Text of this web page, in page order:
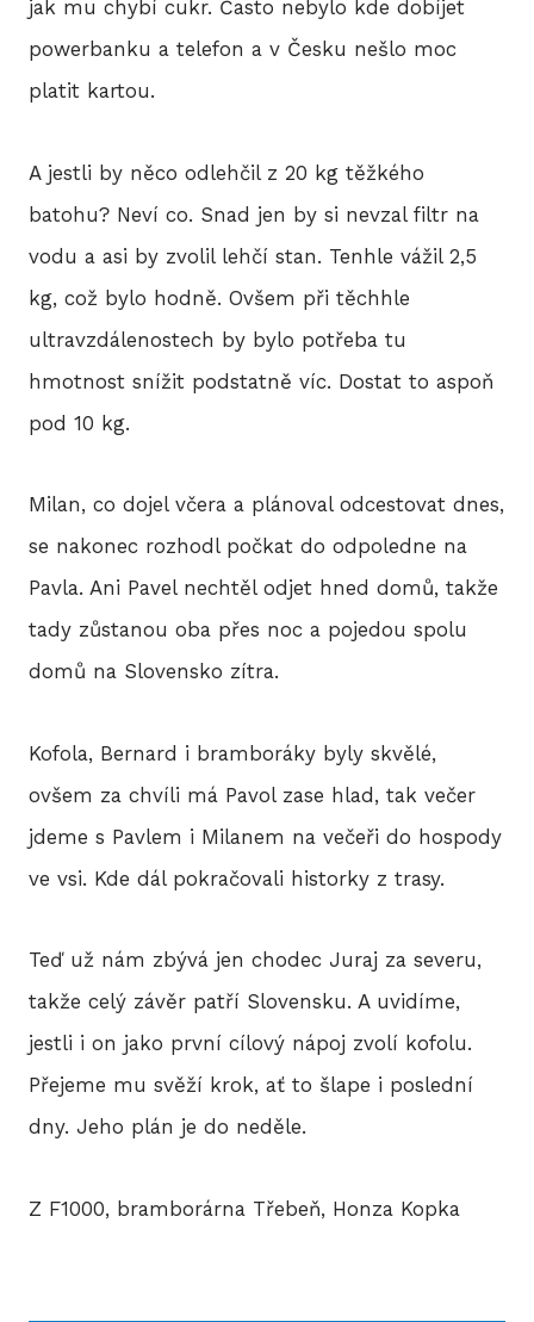
jak mu chybí cukr. Často nebylo kde dobíjet
powerbanku a telefon a v Česku nešlo moc
platit kartou.
A jestli by něco odlehčil z 20 kg těžkého
batohu? Neví co. Snad jen by si nevzal filtr na
vodu a asi by zvolil lehčí stan. Tenhle vážil 2,5
kg, což bylo hodně. Ovšem při těchhle
ultravzdálenostech by bylo potřeba tu
hmotnost snížit podstatně víc. Dostat to aspoň
pod 10 kg.
Milan, co dojel včera a plánoval odcestovat dnes,
se nakonec rozhodl počkat do odpoledne na
Pavla. Ani Pavel nechtěl odjet hned domů, takže
tady zůstanou oba přes noc a pojedou spolu
domů na Slovensko zítra.
Kofola, Bernard i bramboráky byly skvělé,
ovšem za chvíli má Pavol zase hlad, tak večer
jdeme s Pavlem i Milanem na večeři do hospody
ve vsi. Kde dál pokračovali historky z trasy.
Teď už nám zbývá jen chodec Juraj za severu,
takže celý závěr patří Slovensku. A uvidíme,
jestli i on jako první cílový nápoj zvolí kofolu.
Přejeme mu svěží krok, ať to šlape i poslední
dny. Jeho plán je do neděle.
Z F1000, bramborárna Třebeň, Honza Kopka